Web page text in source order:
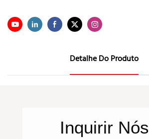
Detalhe Do Produto
Inquirir Nós